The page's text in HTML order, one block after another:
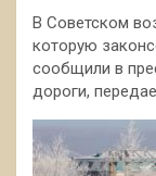
В Советском
которую
сообщили в
дороги,